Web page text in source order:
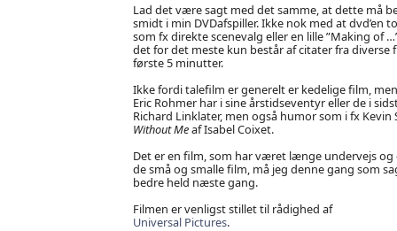
Lad det være sagt med det samme, at dette må
smidt i min DVDafspiller. Ikke nok med at
som fx direkte scenevalg eller en lille ”Making of
det for det meste kun består af citater fra
første 5 minutter.
Ikke fordi talefilm er generelt er kedelige film,
Eric Rohmer har i sine årstidseventyr eller de i
Richard Linklater, men også humor som i fx Kevin
Without Meaf Isabel Coixet.
Det er en film, som har været længe undervejs
de små og smalle film, må jeg denne gang som
bedre held næste gang.
Filmen er venligst stillet til rådighed af
Universal Pictures.